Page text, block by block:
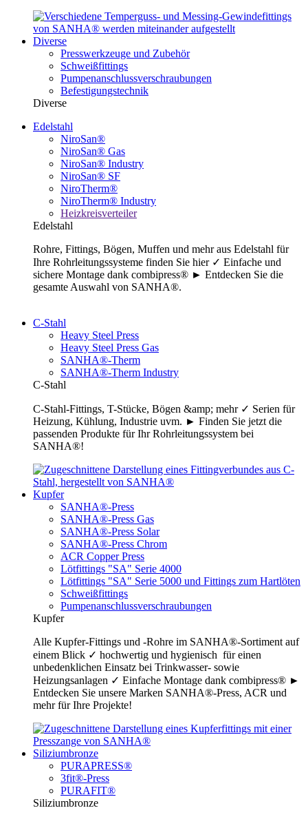
Diverse
Presswerkzeuge und Zubehör
Schweißfittings
Pumpenanschlussverschraubungen
Befestigungstechnik
Diverse
Edelstahl
NiroSan®
NiroSan® Gas
NiroSan® Industry
NiroSan® SF
NiroTherm®
NiroTherm® Industry
Heizkreisverteiler
Edelstahl
Rohre, Fittings, Bögen, Muffen und mehr aus Edelstahl für
Ihre Rohrleitungssysteme finden Sie hier ✓ Einfache und
sichere Montage dank combipress® ► Entdecken Sie die
gesamte Auswahl von SANHA®.
C-Stahl
Heavy Steel Press
Heavy Steel Press Gas
SANHA®-Therm
SANHA®-Therm Industry
C-Stahl
C-Stahl-Fittings, T-Stücke, Bögen &amp; mehr ✓ Serien für
Heizung, Kühlung, Industrie uvm. ► Finden Sie jetzt die
passenden Produkte für Ihr Rohrleitungssystem bei
SANHA®!
Kupfer
SANHA®-Press
SANHA®-Press Gas
SANHA®-Press Solar
SANHA®-Press Chrom
ACR Copper Press
Lötfittings "SA" Serie 4000
Lötfittings "SA" Serie 5000 und Fittings zum Hartlöten
Schweißfittings
Pumpenanschlussverschraubungen
Kupfer
Alle Kupfer-Fittings und -Rohre im SANHA®-Sortiment auf
einem Blick ✓ hochwertig und hygienisch für einen
unbedenklichen Einsatz bei Trinkwasser- sowie
Heizungsanlagen ✓ Einfache Montage dank combipress® ►
Entdecken Sie unsere Marken SANHA®-Press, ACR und
mehr für Ihre Projekte!
Siliziumbronze
PURAPRESS®
3fit®-Press
PURAFIT®
Siliziumbronze